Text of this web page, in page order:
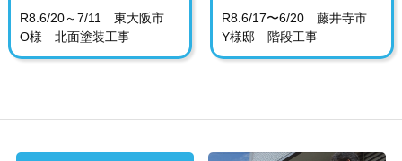
R8.6/20～7/11 東大阪市
O様 北面塗装工事
R8.6/17〜6/20 藤井寺市
Y様邸 階段工事